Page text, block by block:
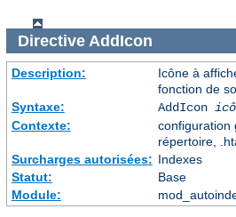
Directive AddIcon
Description:
Icône à
fonction de
Syntaxe:
AddIcon
Contexte:
configuration
répertoire,
Surcharges autorisées: Indexes
Statut:
Base
Module: